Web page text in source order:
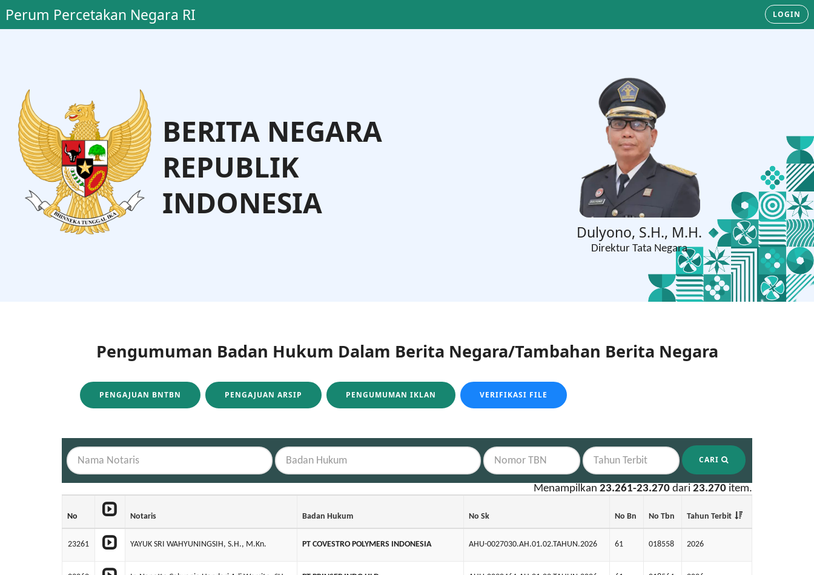
Perum Percetakan Negara RI LOGIN
BERITA NEGARA
REPUBLIK
INDONESIA
S.H., M.H. Dulyono, S.H., M.H.
Direktur Tata Negara
Pengumuman Badan Hukum Dalam Berita Negara/Tambahan Berita Negara
PENGAJUAN BNTBN PENGAJUAN ARSIP PENGUMUMAN IKLAN VERIFIKASI FILE
CARI
Menampilkan 23.261-23.270 dari 23.270 item.
No Notaris Badan Hukum No Sk No Bn No Tbn Tahun Terbit
23261 YAYUK SRI WAHYUNINGSIH, S.H., M.Kn. PT COVESTRO POLYMERS INDONESIA AHU-0027030.AH.01.02.TAHUN.2026 61 018558 2026